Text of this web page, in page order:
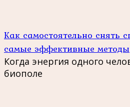
Как самостоятельно снять
самые эффективные методы
Когда энергия одного
биополе